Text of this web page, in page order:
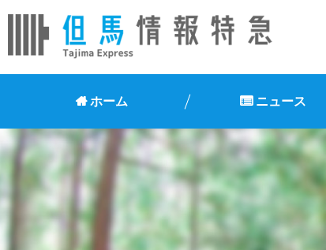
ホーム ニュース